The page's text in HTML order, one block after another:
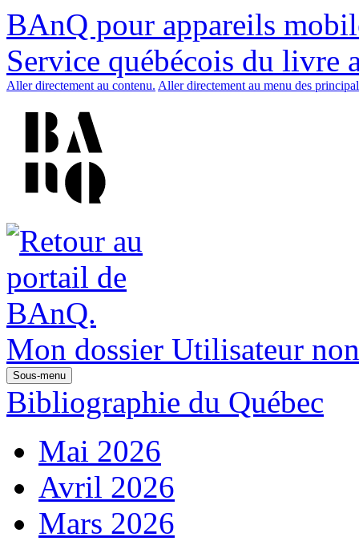
BAnQ pour appareils
Service québécois du livre
Aller directement au contenu. Aller directement au menu des
Mon dossier Utilisateur
Sous-menu
Bibliographie du Québec
Mai 2026
Avril 2026
Mars 2026